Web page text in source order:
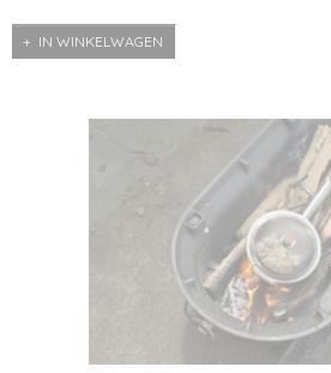
IN WINKELWAGEN